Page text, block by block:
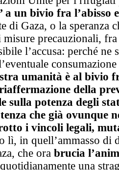
a un bivio fra l’abisso
di Gaza, o la speranza
misure precauzionali,
l’accusa: perché ne
umanità è al bivio
della
sulla potenza degli
che già ovunque
i vincoli legali,
lì, in quell’ammasso di
che ora brucia
una